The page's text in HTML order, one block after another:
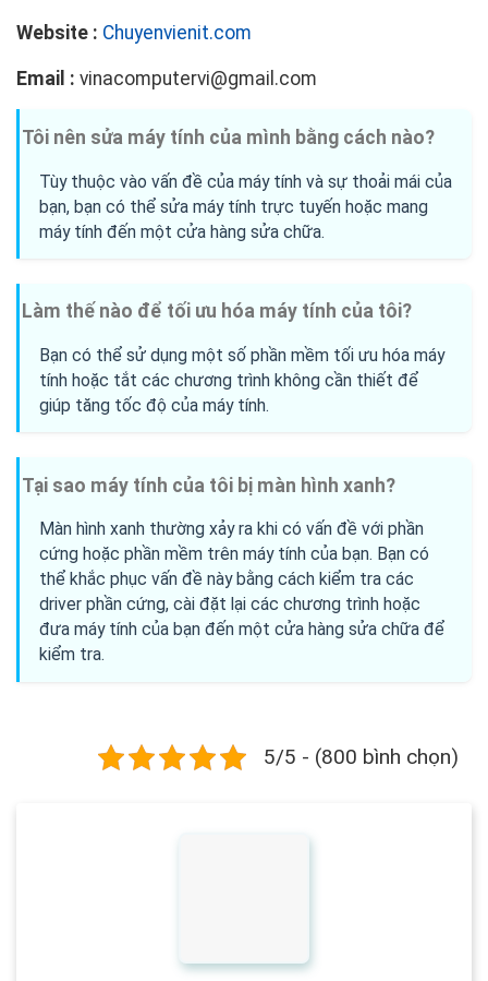
Website : Chuyenvienit.com
Email : vinacomputervi@gmail.com
Tôi nên sửa máy tính của mình bằng cách nào?
Tùy thuộc vào vấn đề của máy tính và sự thoải mái của
bạn, bạn có thể sửa máy tính trực tuyến hoặc mang
máy tính đến một cửa hàng sửa chữa.
Làm thế nào để tối ưu hóa máy tính của tôi?
Bạn có thể sử dụng một số phần mềm tối ưu hóa máy
tính hoặc tắt các chương trình không cần thiết để
giúp tăng tốc độ của máy tính.
Tại sao máy tính của tôi bị màn hình xanh?
Màn hình xanh thường xảy ra khi có vấn đề với phần
cứng hoặc phần mềm trên máy tính của bạn. Bạn có
thể khắc phục vấn đề này bằng cách kiểm tra các
driver phần cứng, cài đặt lại các chương trình hoặc
đưa máy tính của bạn đến một cửa hàng sửa chữa để
kiểm tra.
5/5 - (800 bình chọn)